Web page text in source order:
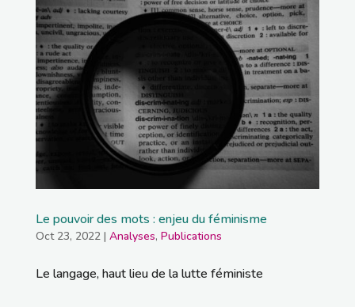
Le pouvoir des mots : enjeu du féminisme
Oct 23, 2022| Analyses, Publications
Le langage, haut lieu de la lutte féministe